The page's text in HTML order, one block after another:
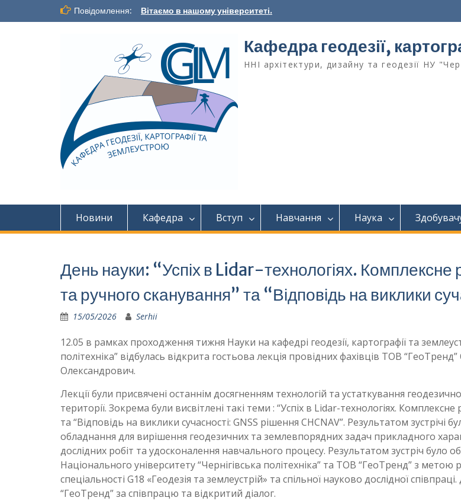
Повідомлення: Вітаємо в нашому університеті.
Кафедра геодезії,
ННІ архітектури, дизайну та геодезії НУ
Новини Кафедра Вступ Навчання Наука
День науки: “Успіх в Lidar-технологіях.
та ручного сканування” та “Відповідь на виклики
15/05/2026 Serhii
12.05 в рамках проходження тижня Науки на кафедрі геодезії, картографії та
політехніка” відбулась відкрита гостьова лекція провідних фахівців ТОВ
Олександрович.
Лекції були присвячені останнім досягненням технологій та устаткування
території. Зокрема були висвітлені такі теми : “Успіх в Lidar-технологіях.
та “Відповідь на виклики сучасності: GNSS рішення CHCNAV”. Результатом
обладнання для вирішення геодезичних та землевпорядних задач прикладного
дослідних робіт та удосконалення навчального процесу. Результатом зустріч було
Національного університету “Чернігівська політехніка” та ТОВ “ГеоТренд” з
спеціальності G18 «Геодезія та землеустрій» та спільної науково дослідної
“ГеоТренд” за співпрацю та відкритий діалог.